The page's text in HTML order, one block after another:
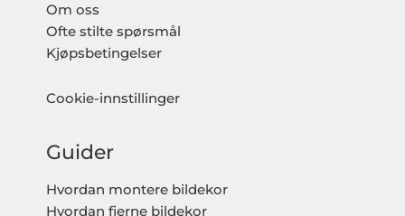
Om oss
Ofte stilte spørsmål
Kjøpsbetingelser
Cookie-innstillinger
Guider
Hvordan montere bildekor
Hvordan fjerne bildekor